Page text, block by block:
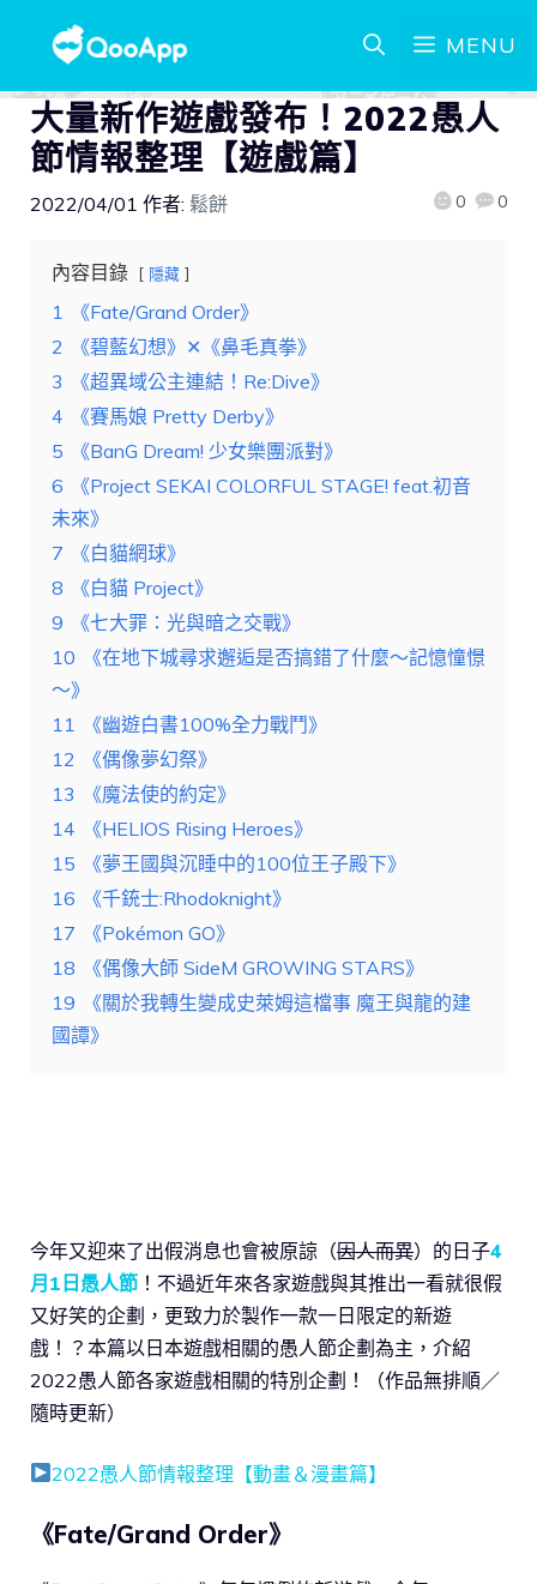
MENU
大量新作遊戲發布！2022愚人
節情報整理【遊戲篇】
2022/04/01 作者: 鬆餅 0 0
內容目錄 隱藏
1
《Fate/Grand Order》
2
《碧藍幻想》✕《鼻毛真拳》
3
《超異域公主連結！Re:Dive》
4
《賽馬娘 Pretty Derby》
5
《BanG Dream! 少女樂團派對》
6
《Project SEKAI COLORFUL STAGE! feat.初音
未來》
7
《白貓網球》
8
《白貓 Project》
9
《七大罪：光與暗之交戰》
10
《在地下城尋求邂逅是否搞錯了什麼～記憶憧憬
～》
11
《幽遊白書100%全力戰鬥》
12
《偶像夢幻祭》
13
《魔法使的約定》
14
《HELIOS Rising Heroes》
15
《夢王國與沉睡中的100位王子殿下》
16
《千銃士:Rhodoknight》
17
《Pokémon GO》
18
《偶像大師 SideM GROWING STARS》
19
《關於我轉生變成史萊姆這檔事 魔王與龍的建
國譚》
今年又迎來了出假消息也會被原諒（因人而異）的日子4
月1日愚人節 ！不過近年來各家遊戲與其推出一看就很假
又好笑的企劃，更致力於製作一款一日限定的新遊
戲！？本篇以日本遊戲相關的愚人節企劃為主，介紹
2022愚人節各家遊戲相關的特別企劃！（作品無排順／
隨時更新）
2022愚人節情報整理【動畫＆漫畫篇】
《Fate/Grand Order》